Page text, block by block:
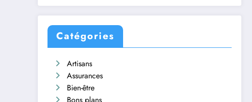
Catégories
Artisans
Assurances
Bien-être
Bons plans